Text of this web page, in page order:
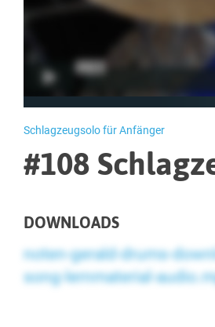
Schlagzeugsolo für Anfänger
#108
DOWNLOADS
noten-gerald-drums-
song-lernmaterial-